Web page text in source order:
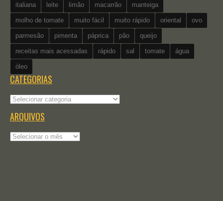
italiana leite limão macarrão manteiga
molho de tomate muito fácil muito rápido oriental ovo
parmesão pimenta páprica pão queijo
receitas mais acessadas rápido sal tomate água
óleo
CATEGORIAS
Categorias
ARQUIVOS
Arquivos